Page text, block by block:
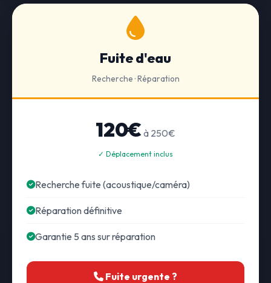
Fuite d'eau
Recherche · Réparation
120€ à 250€
✓ Déplacement inclus
Recherche fuite (acoustique/caméra)
Réparation définitive
Garantie 5 ans sur réparation
Fuite urgente ?